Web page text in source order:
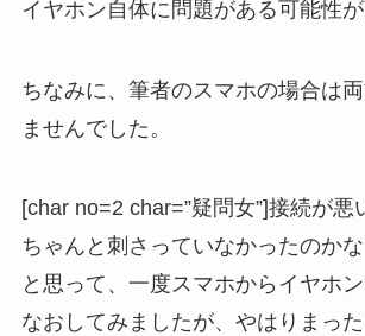
イヤホン自体に問題がある可能性
ちなみに、筆者のスマホの場合は
ませんでした。
[char no=2 char=”疑問女”]接続が悪
ちゃんと刺さっていなかったのか
と思って、一度スマホからイヤホ
なおしてみましたが、やはりまっ